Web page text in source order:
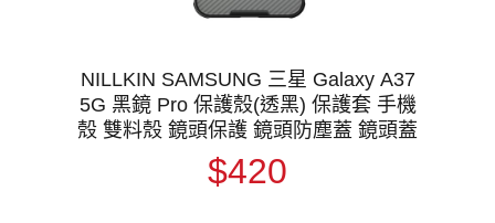
NILLKIN SAMSUNG 三星 Galaxy A37
5G 黑鏡 Pro 保護殼(透黑) 保護套 手機
殼 雙料殼 鏡頭保護 鏡頭防塵蓋 鏡頭蓋
$420